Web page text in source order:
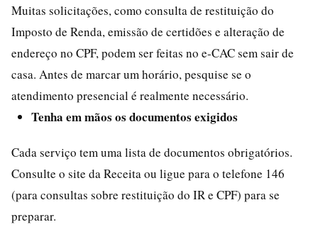
Muitas solicitações, como consulta de restituição do
Imposto de Renda, emissão de certidões e alteração de
endereço no CPF, podem ser feitas no e-CAC sem sair de
casa. Antes de marcar um horário, pesquise se o
atendimento presencial é realmente necessário.
Tenha em mãos os documentos exigidos
Cada serviço tem uma lista de documentos obrigatórios.
Consulte o site da Receita ou ligue para o telefone 146
(para consultas sobre restituição do IR e CPF) para se
preparar.